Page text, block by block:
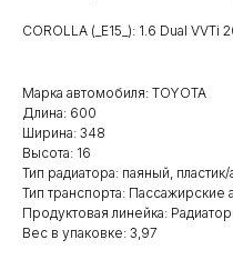
COROLLA (_E15_): 1.6 Dual VVTi
Марка автомобиля: TOYOTA
Длина: 600
Ширина: 348
Высота: 16
Тип радиатора: паяный,
Тип транспорта: Пассажирские
Продуктовая линейка:
Вес в упаковке: 3,97